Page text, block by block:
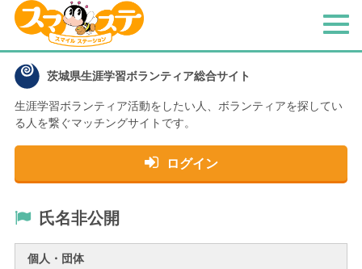
茨城県生涯学習ボランティア総合サイト
生涯学習ボランティア活動をしたい人、 ボランティアを探してい
る人を繋ぐマッチングサイトです。
ログイン
メ
氏名非公開
個人・団体